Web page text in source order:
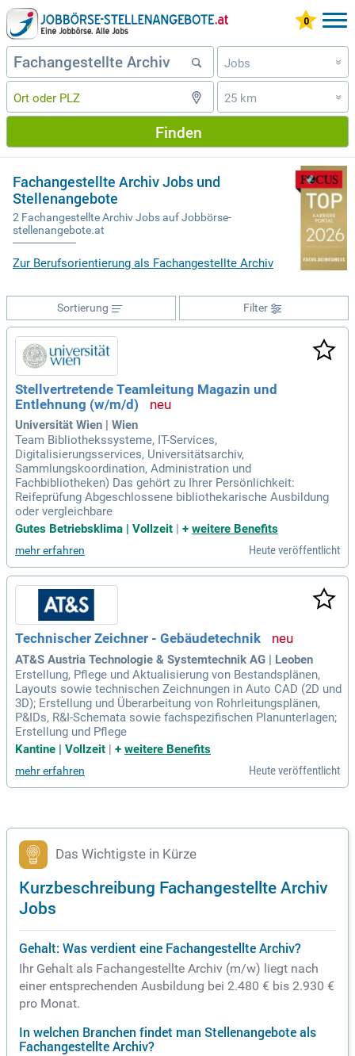
Jobs »
25 km »
Finden
Fachangestellte Archiv Jobs und
Stellenangebote
2 Fachangestellte Archiv Jobs auf Jobbörse-
stellenangebote.at
Zur Berufsorientierung als Fachangestellte Archiv
Filter
Sortierung
Stellvertretende Teamleitung Magazin und
Entlehnung (w/m/d)
Universität Wien | Wien
Team Bibliothekssysteme, IT-Services,
Digitalisierungsservices, Universitätsarchiv,
Sammlungskoordination, Administration und
Fachbibliotheken) Das gehört zu Ihrer Persönlichkeit:
Reifeprüfung Abgeschlossene bibliothekarische Ausbildung
oder vergleichbare
Gutes Betriebsklima | Vollzeit
+ weitere Benefits
mehr erfahren Heute veröffentlicht
Technischer Zeichner - Gebäudetechnik
AT&S Austria Technologie & Systemtechnik AG | Leoben
Erstellung, Pflege und Aktualisierung von Bestandsplänen,
Layouts sowie technischen Zeichnungen in Auto CAD (2D und
3D); Erstellung und Überarbeitung von Rohrleitungsplänen,
P&IDs, R&I-Schemata sowie fachspezifischen Planunterlagen;
Erstellung und Pflege
Kantine | Vollzeit | + weitere Benefits
mehr erfahren Heute veröffentlicht
Das Wichtigste in Kürze
Kurzbeschreibung Fachangestellte Archiv
Jobs
Gehalt: Was verdient eine Fachangestellte Archiv?
Ihr Gehalt als Fachangestellte Archiv (m/w) liegt nach
einer entsprechenden Ausbildung bei 2.480 € bis 2.930 €
pro Monat.
In welchen Branchen findet man Stellenangebote als
Fachangestellte Archiv?